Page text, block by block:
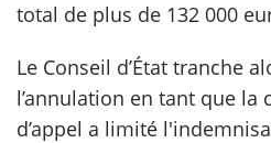
total de plus de 132 000
Le Conseil d’État tranche
l’annulation en tant que
d’appel a limité